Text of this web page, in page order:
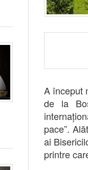
A început
de la
pace”.
ai
printre